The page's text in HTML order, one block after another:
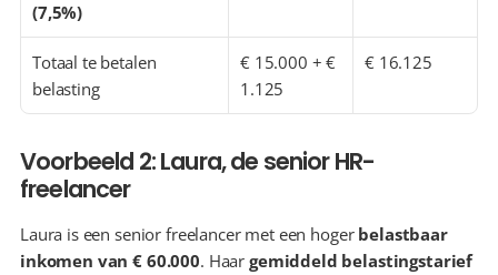
(7,5%)
Totaal te betalen
belasting
€ 15.000 + €
1.125
€ 16.125
Voorbeeld 2: Laura, de senior HR-
freelancer
Laura is een senior freelancer met een hoger belastbaar
inkomen van € 60.000. Haar gemiddeld belastingstarief